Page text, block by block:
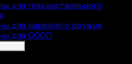
для гладкоствольного
для нарезного оружия
для ОООП